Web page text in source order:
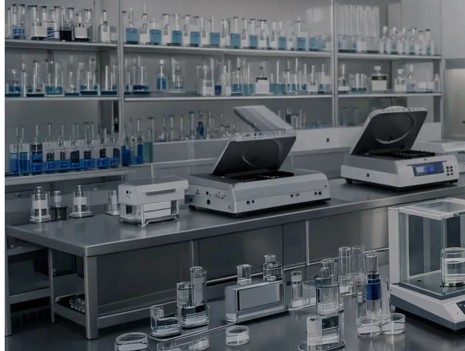
ecomonitoring.hlr.ua
apk.hlr.ua